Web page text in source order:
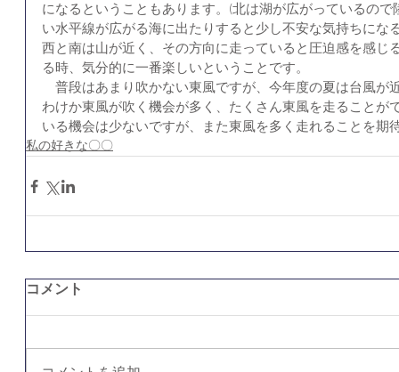
になるということもあります。(北は湖が広がっているの
い水平線が広がる海に出たりすると少し不安な気持ちにな
西と南は山が近く、その方向に走っていると圧迫感を感じ
る時、気分的に一番楽しいということです。
普段はあまり吹かない東風ですが、今年度の夏は台風が
わけか東風が吹く機会が多く、たくさん東風を走ることが
いる機会は少ないですが、また東風を多く走れることを期
私の好きな〇〇
コメント